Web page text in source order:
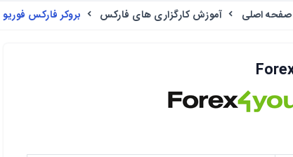
صفحه اصلی آموزش کارگزاری های فارکس بروکر فارکس فوریو FOREX4YOU